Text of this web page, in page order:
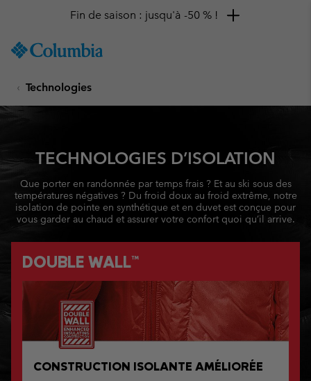
TO
SKIP
SKIP
TO
SEARCH
Fin de saison : jusqu'à -50 % !
Technologies
TECHNOLOGIES D’ISOLATION
Que porter en randonnée par temps frais ? Et au ski sous des
températures négatives ? Du froid doux au froid extrême, notre
isolation de pointe en synthétique et en duvet est conçue pour
vous garder au chaud et assurer votre confort quoi qu’il arrive.
DOUBLE WALL™
CONSTRUCTION ISOLANTE AMÉLIORÉE